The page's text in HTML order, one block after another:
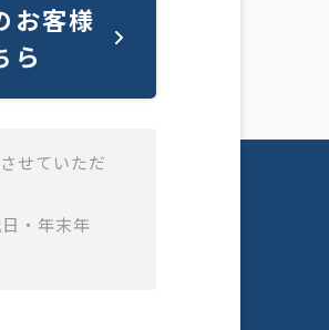
お客様
ら
せていただ
・年末年